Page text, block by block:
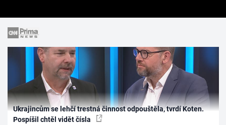
Ukrajincům se lehčí trestná činnost odpouštěla, tvrdí Koten.
Pospíšil chtěl vidět čísla